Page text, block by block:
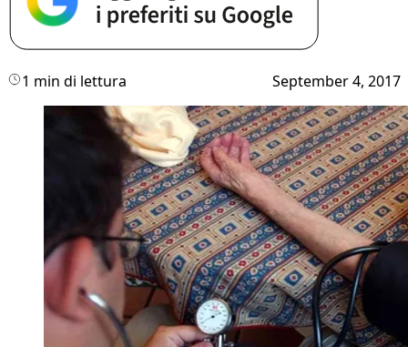
1 min di lettura September 4, 2017